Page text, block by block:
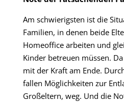
Am schwierigsten ist die
Familien, in denen beide
Homeoffice arbeiten und
Kinder betreuen müssen.
mit der Kraft am Ende.
fallen Möglichkeiten zur
Großeltern, weg. Und die